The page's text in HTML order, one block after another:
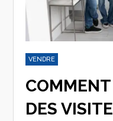
VENDRE
DES